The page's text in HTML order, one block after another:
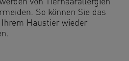
von Tierhaarallergien
So können Sie das
Haustier wieder